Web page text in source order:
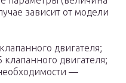
зависит от модели
двигателя;
двигателя;
—